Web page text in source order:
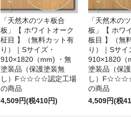
「天然木のツキ板合
板」【 ホワイトオーク
柾目 】（無料カット有
り）｜Sサイズ・
910×1820（mm) ・無
塗装品（保護塗装無
し）F☆☆☆☆認定工場
の商品
4,509円(税410円)
「天然木の
板」【 ホワ
板目 】（無
り）｜Sサイ
910×1820（
塗装品（保
し）
の商品
4,509円(税